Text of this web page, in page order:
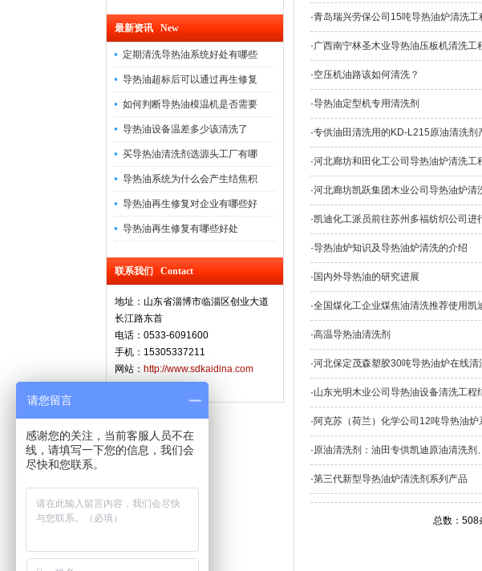
最新资讯 New
定期清洗导热油系统好处有哪些
导热油超标后可以通过再生修复
如何判断导热油模温机是否需要
导热油设备温差多少该清洗了
买导热油清洗剂选源头工厂有哪
导热油系统为什么会产生结焦积
导热油再生修复对企业有哪些好
导热油再生修复有哪些好处
联系我们 Contact
地址：山东省淄博市临淄区创业大道
长江路东首
电话：0533-6091600
手机：15305337211
网站： http://www.sdkaidina.com
·青岛瑞兴劳保公司15吨导热油炉清洗工
·广西南宁林圣木业导热油压板机清洗工
·空压机油路该如何清洗？
·导热油定型机专用清洗剂
·专供油田清洗用的KD-L215原油清洗剂
·河北廊坊和田化工公司导热油炉清洗工
·河北廊坊凯跃集团木业公司导热油炉清
·凯迪化工派员前往苏州多福纺织公司进
·导热油炉知识及导热油炉清洗的介绍
· 国内外导热油的研究进展
·全国煤化工企业煤焦油清洗推荐使用凯
·高温导热油清洗剂
·河北保定茂森塑胶30吨导热油炉在线清
·山东光明木业公司导热油设备清洗工程
·阿克苏（荷兰）化学公司12吨导热油
·原油清洗剂：油田专供凯迪原油清洗剂
·第三代新型导热油炉清洗剂系列产品
总数：508
请您留言
感谢您的关注，当前客服人员不在
线，请填写一下您的信息，我们会
尽快和您联系。